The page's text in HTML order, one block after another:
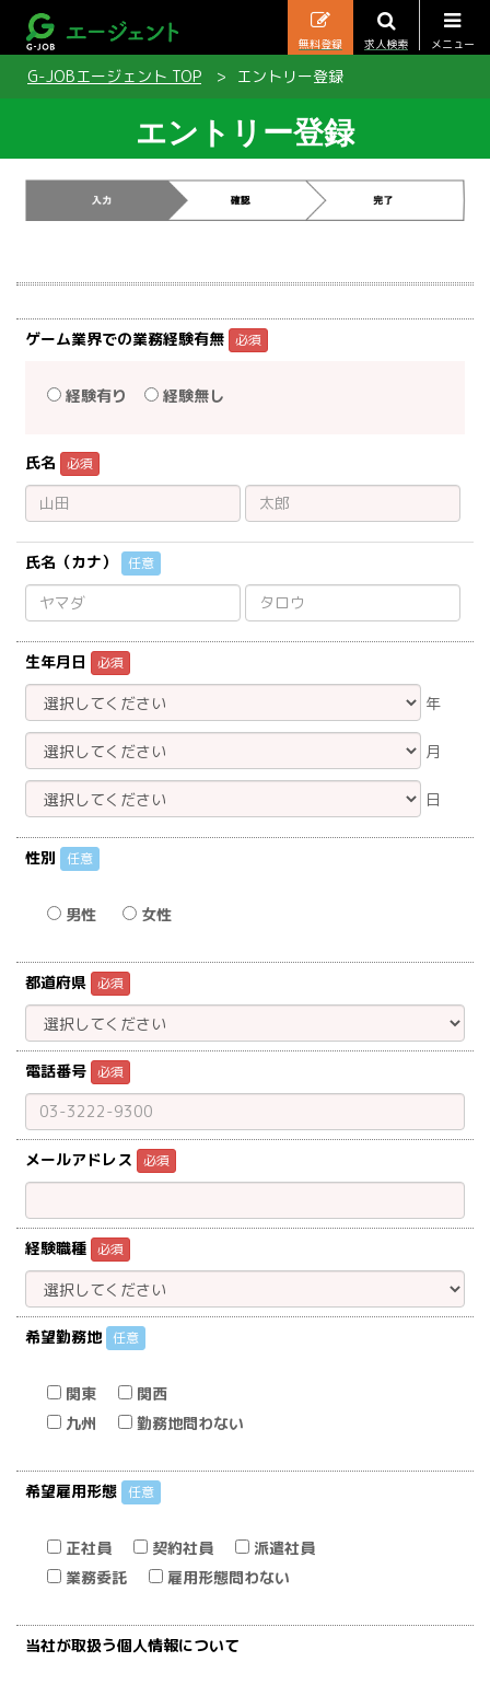
メニュー
求人検索
無料登録
G-JOBエージェント TOP エントリー登録
エントリー登録
ゲーム業界での業務経験有無 必須
経験有り 経験無し
氏名 必須
氏名（カナ） 任意
生年月日 必須
年
月
日
性別 任意
男性 女性
都道府県 必須
電話番号 必須
メールアドレス 必須
経験職種 必須
希望勤務地 任意
関東
関西
九州
勤務地問わない
希望雇用形態 任意
正社員 契約社員
派遣社員
業務委託
雇用形態問わない
当社が取扱う個人情報について